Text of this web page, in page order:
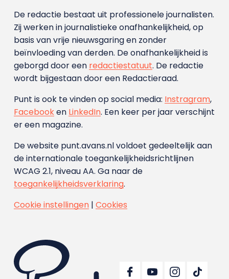
De redactie bestaat uit professionele journalisten.
Zij werken in journalistieke onafhankelijkheid, op
basis van vrije nieuwsgaring en zonder
beïnvloeding van derden. De onafhankelijkheid is
geborgd door een redactiestatuut. De redactie
wordt bijgestaan door een Redactieraad.
Punt is ook te vinden op social media: Instragram,
Facebooken LinkedIn. Een keer per jaar verschijnt
er een magazine.
De website punt.avans.nl voldoet gedeeltelijk aan
de internationale toegankelijkheidsrichtlijnen
WCAG 2.1, niveau AA. Ga naar de
toegankelijkheidsverklaring.
Cookie instellingen| Cookies